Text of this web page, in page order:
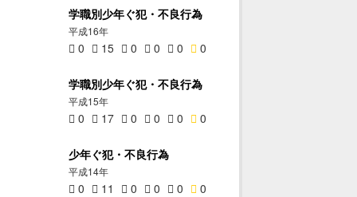
学職別少年ぐ犯・不良行為
平成16年
0 15 0 0 0 0
学職別少年ぐ犯・不良行為
平成15年
0 17 0 0 0 0
少年ぐ犯・不良行為
平成14年
0 11 0 0 0 0